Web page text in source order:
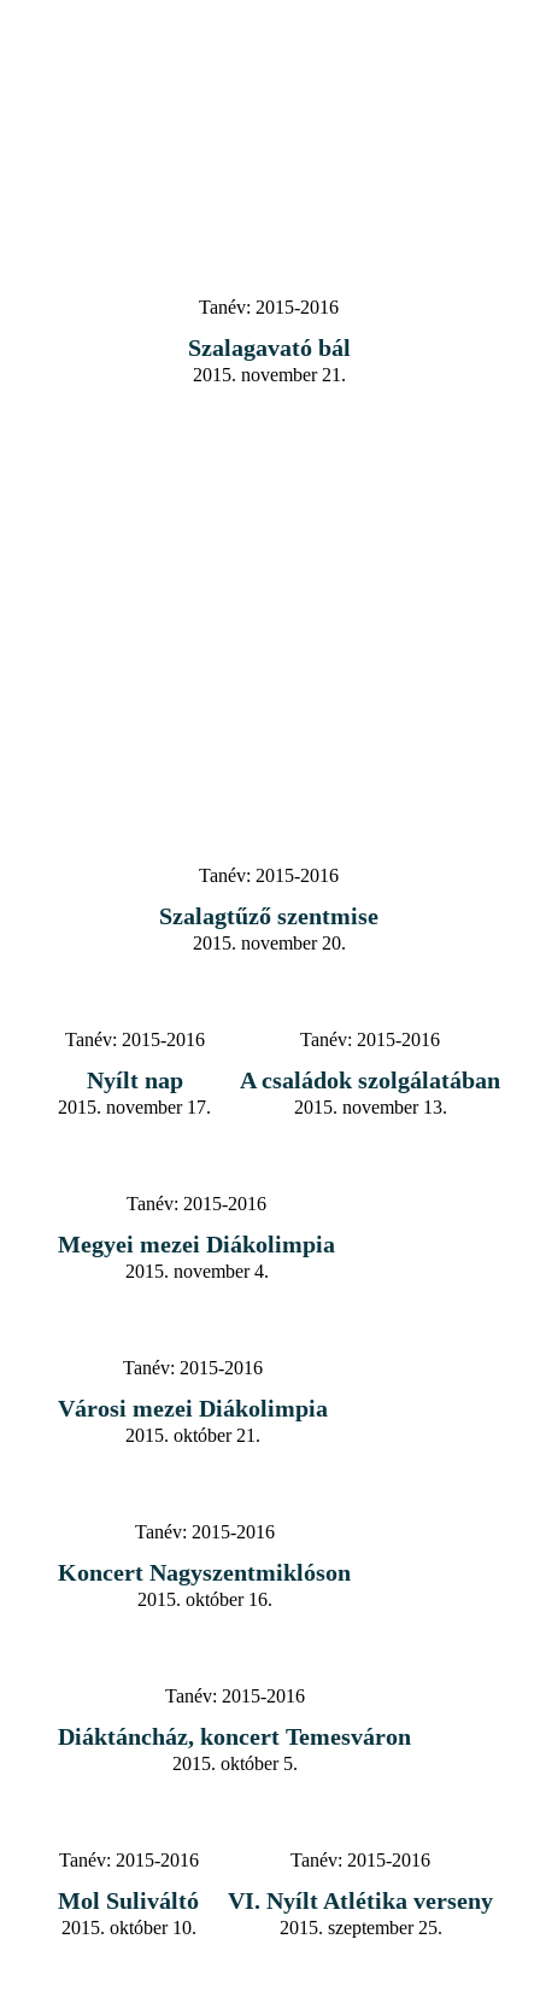
Tanév: 2015-2016
Szalagavató bál
2015. november 21.
Tanév: 2015-2016
Szalagtűző szentmise
2015. november 20.
Tanév: 2015-2016
Nyílt nap
2015. november 17.
Tanév: 2015-2016
A családok szolgálatában
2015. november 13.
Tanév: 2015-2016
Megyei mezei Diákolimpia
2015. november 4.
Tanév: 2015-2016
Városi mezei Diákolimpia
2015. október 21.
Tanév: 2015-2016
Koncert Nagyszentmiklóson
2015. október 16.
Tanév: 2015-2016
Diáktáncház, koncert Temesváron
2015. október 5.
Tanév: 2015-2016
Mol Suliváltó
2015. október 10.
Tanév: 2015-2016
VI. Nyílt Atlétika verseny
2015. szeptember 25.